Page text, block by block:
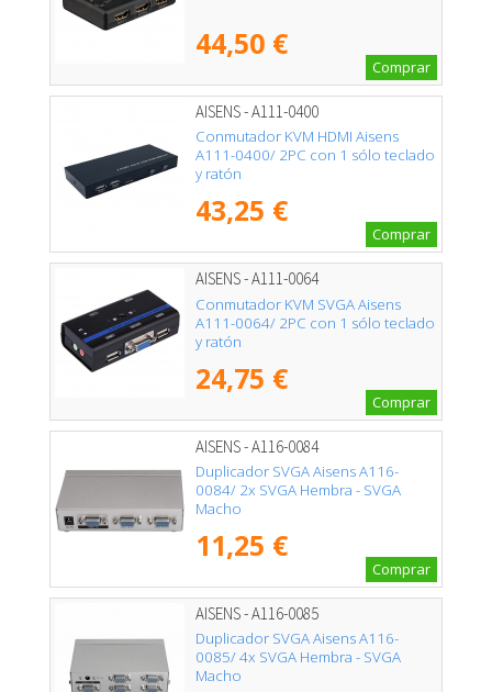
44,50 €
Comprar
AISENS - A111-0400
Conmutador KVM HDMI Aisens
A111-0400/ 2PC con 1 sólo teclado
y ratón
43,25 €
Comprar
AISENS - A111-0064
Conmutador KVM SVGA Aisens
A111-0064/ 2PC con 1 sólo teclado
y ratón
24,75 €
Comprar
AISENS - A116-0084
Duplicador SVGA Aisens A116-
0084/ 2x SVGA Hembra - SVGA
Macho
11,25 €
Comprar
AISENS - A116-0085
Duplicador SVGA Aisens A116-
0085/ 4x SVGA Hembra - SVGA
Macho